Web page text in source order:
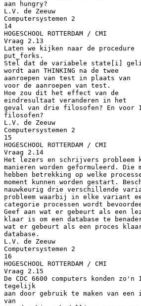
aan hungry?
L.V. de Zeeuw
Computersystemen 2
14
HOGESCHOOL ROTTERDAM / CMI
Vraag 2.13
Laten we kijken naar de procedure
put_forks.
Stel dat de variabele state[i]
wordt aan THINKING na de twee
aanroepen van test in plaats van
voor de aanroepen van test.
Hoe zou dit het effect van de
eindresultaat veranderen in het
geval van drie filosofen? En voor
filosofen?
L.V. de Zeeuw
Computersystemen 2
15
HOGESCHOOL ROTTERDAM / CMI
Vraag 2.14
Het lezers en schrijvers probleem
manieren worden geformuleerd. Die
hebben betrekking op welke
moment kunnen worden gestart.
nauwkeurig drie verschillende
probleem waarbij in elke variant
categorie processen wordt
Geef aan wat er gebeurt als een
klaar is om een database te
wat er gebeurt als een proces
database.
L.V. de Zeeuw
Computersystemen 2
16
HOGESCHOOL ROTTERDAM / CMI
Vraag 2.15
De CDC 6600 computers konden zo'n
tegelijk
aan door gebruik te maken van een
van